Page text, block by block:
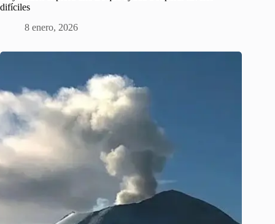
difíciles
8 enero, 2026